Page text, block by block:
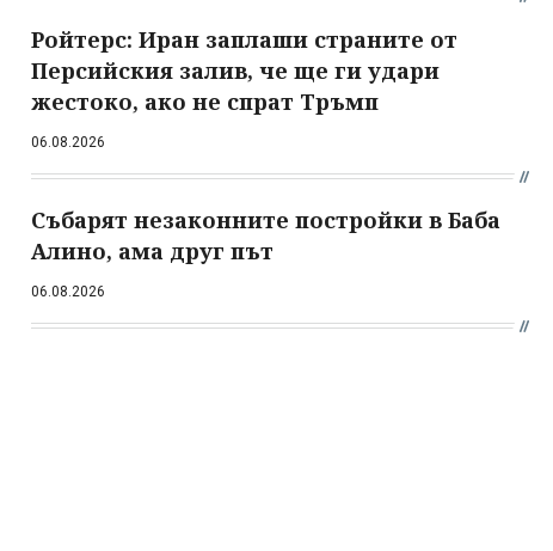
Ройтерс: Иран заплаши страните от
Персийския залив, че ще ги удари
жестоко, ако не спрат Тръмп
06.08.2026
Събарят незаконните постройки в Баба
Алино, ама друг път
06.08.2026